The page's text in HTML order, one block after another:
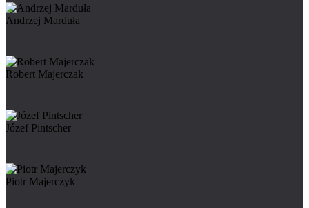
Andrzej Marduła
Robert Majerczak
Józef Pintscher
Piotr Majerczyk